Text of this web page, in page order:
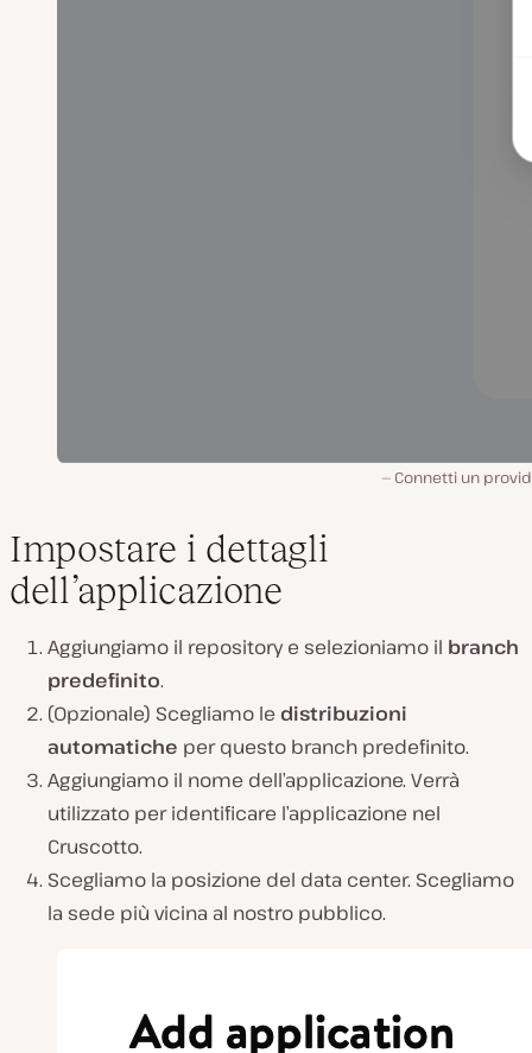
Connetti un
Impostare i dettagli
dell’applicazione
Aggiungiamo il repository e selezioniamo il branch
predefinito.
(Opzionale) Scegliamo le distribuzioni
automatiche per questo branch predefinito.
Aggiungiamo il nome dell’applicazione. Verrà
utilizzato per identificare l’applicazione nel
Cruscotto.
Scegliamo la posizione del data center. Scegliamo
la sede più vicina al nostro pubblico.